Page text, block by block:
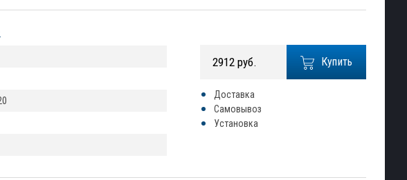
Купить
2912 руб.
Доставка
Самовывоз
Установка